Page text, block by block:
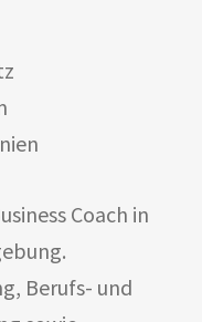
Coach in
Berufs- und